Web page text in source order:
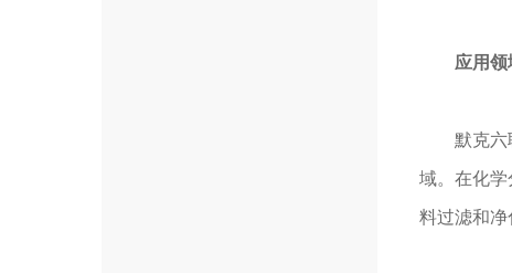
应用
默克六联
域。在化
料过滤和净